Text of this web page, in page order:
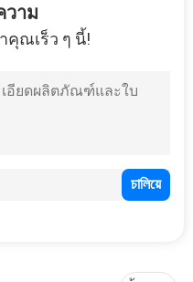
วาม
คุณเร็ว ๆ นี้!